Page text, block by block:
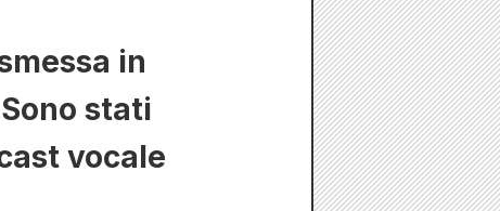
in
stati
vocale